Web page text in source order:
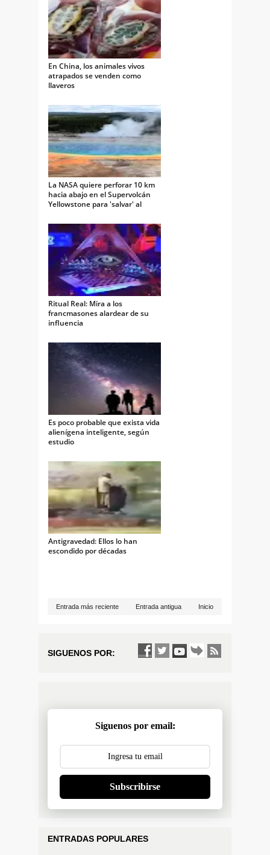
En China, los animales vivos
atrapados se venden como
llaveros
La NASA quiere perforar 10 km
hacia abajo en el Supervolcán
Yellowstone para 'salvar' al
Ritual Real: Mira a los
francmasones alardear de su
influencia
Es poco probable que exista vida
alienígena inteligente, según
estudio
Antigravedad: Ellos lo han
escondido por décadas
Entrada más reciente Entrada antigua Inicio
SIGUENOS POR:
Siguenos por email:
Subscribirse
ENTRADAS POPULARES